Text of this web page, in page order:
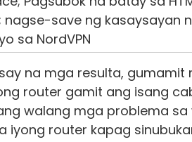
save ng kasaysayan
sa NordVPN
na mga resulta, gumamit
router gamit ang isang
walang mga problema sa
iyong router kapag